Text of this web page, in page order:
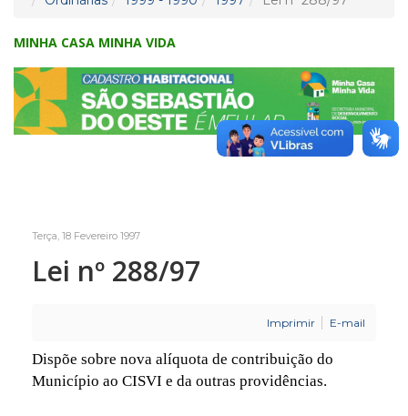
MINHA CASA MINHA VIDA
Terça, 18 Fevereiro 1997
Lei nº 288/97
Imprimir E-mail
Dispõe sobre nova alíquota de contribuição do
Município ao CISVI e da outras providências.